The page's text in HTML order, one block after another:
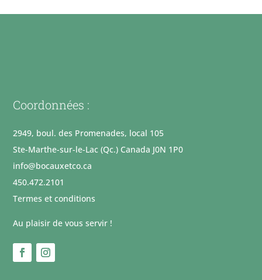
Coordonnées :
2949, boul. des Promenades, local 105
Ste-Marthe-sur-le-Lac (Qc.) Canada J0N 1P0
info@bocauxetco.ca
450.472.2101
Termes et conditions
Au plaisir de vous servir !